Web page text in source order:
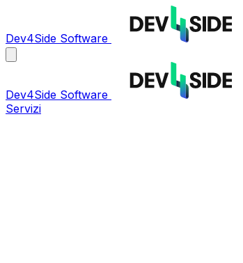
Dev4Side Software
Dev4Side Software
Servizi